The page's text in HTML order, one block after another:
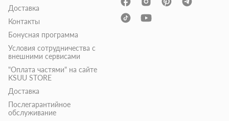
Доставка
Контакты
Бонусная программа
Условия сотрудничества с
внешними сервисами
"Оплата частями" на сайте
KSUU STORE
Доставка
Послегарантийное
обслуживание